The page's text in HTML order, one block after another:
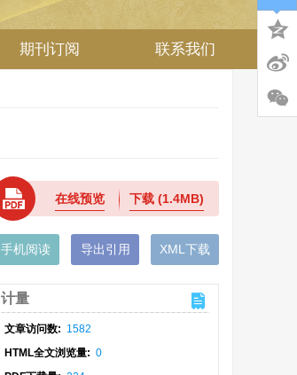
期刊订阅 联系我们
在线预览 下载(1.4MB)
手机阅读 导出引用 XML下载
计量
文章访问数: 1582
HTML全文浏览量: 0